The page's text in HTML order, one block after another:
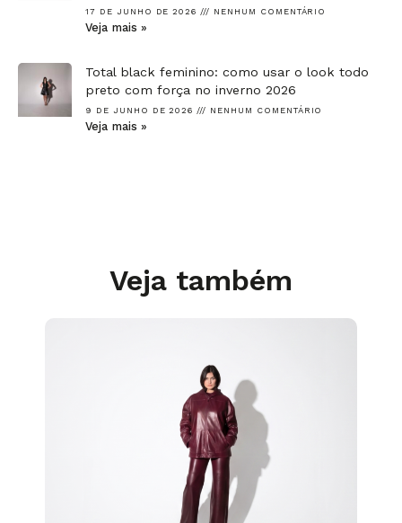
17 DE JUNHO DE 2026 NENHUM COMENTÁRIO
Veja mais »
Total black feminino: como usar o look todo
preto com força no inverno 2026
9 DE JUNHO DE 2026 NENHUM COMENTÁRIO
Veja mais »
Veja também